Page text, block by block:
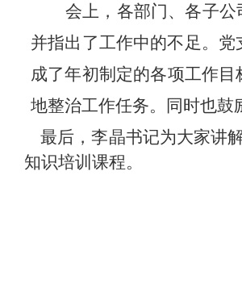
会上，各部门、各子
并指出了工作中的不足 。 党
成了年初制定的各项工作
地整治工作任务。
同时也鼓
最后，李晶书记为大家讲
知识培训课程。